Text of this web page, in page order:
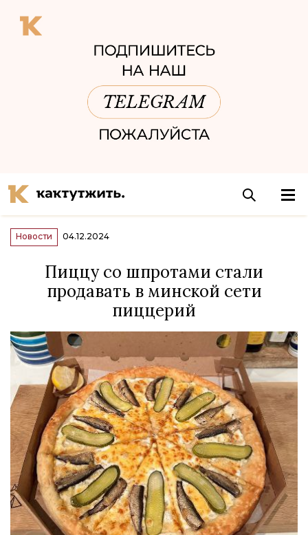
Новости 04.12.2024
Пиццу со шпротами стали
продавать в минской сети
пиццерий